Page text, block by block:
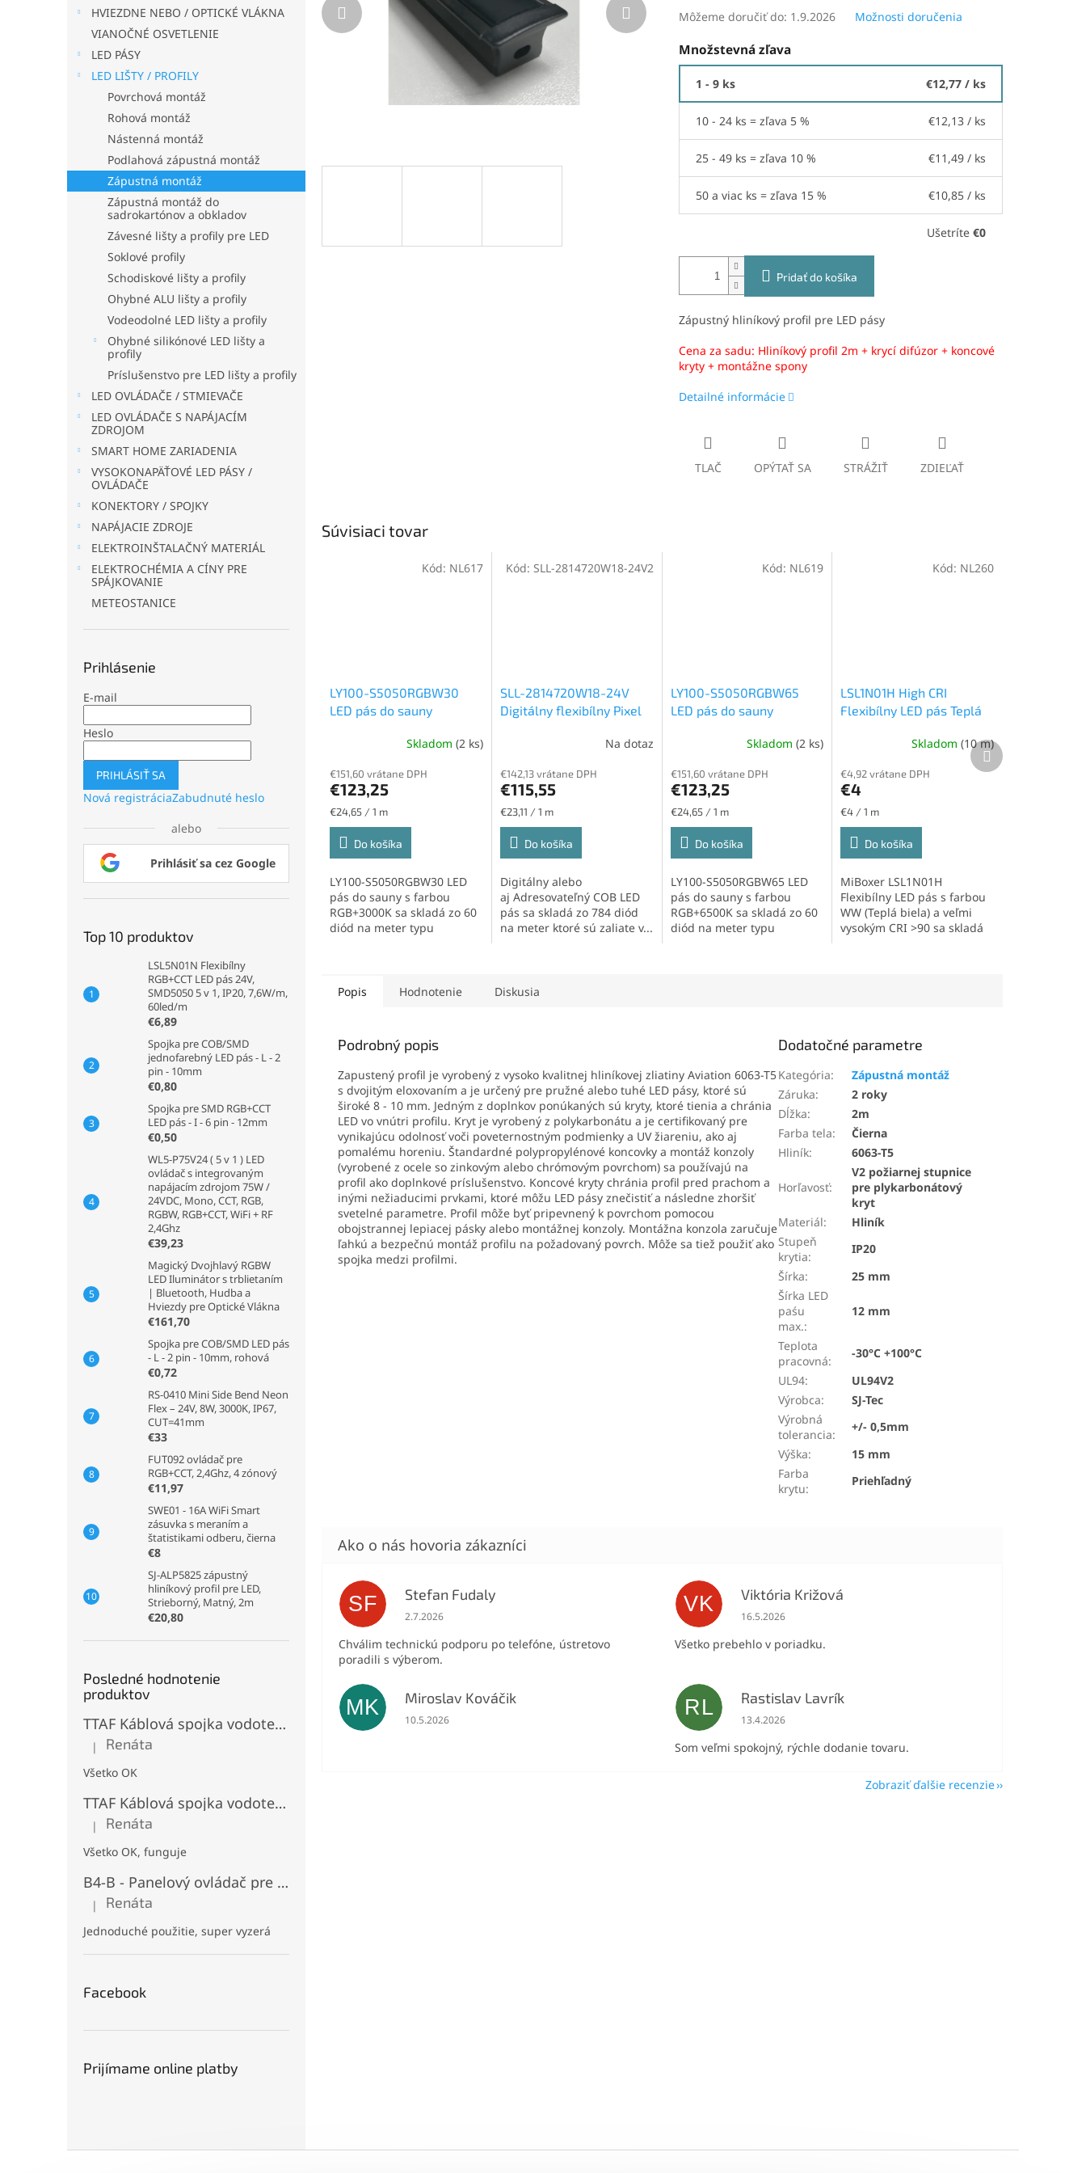
HVIEZDNE NEBO / OPTICKÉ VLÁKNA
VIANOČNÉ OSVETLENIE
LED PÁSY
LED LIŠTY / PROFILY
Povrchová montáž
Rohová montáž
Nástenná montáž
Podlahová zápustná montáž
Zápustná montáž
Zápustná montáž do
sadrokartónov a obkladov
Závesné lišty a profily pre LED
Soklové profily
Schodiskové lišty a profily
Ohybné ALU lišty a profily
Vodeodolné LED lišty a profily
Ohybné silikónové LED lišty a
profily
Príslušenstvo pre LED lišty a profily
LED OVLÁDAČE / STMIEVAČE
LED OVLÁDAČE S NAPÁJACÍM
ZDROJOM
SMART HOME ZARIADENIA
VYSOKONAPÄŤOVÉ LED PÁSY /
OVLÁDAČE
KONEKTORY / SPOJKY
NAPÁJACIE ZDROJE
ELEKTROINŠTALAČNÝ MATERIÁL
ELEKTROCHÉMIA A CÍNY PRE
SPÁJKOVANIE
METEOSTANICE
Prihlásenie
E-mail
Heslo
PRIHLÁSIŤ SA
Nová registráciaZabudnuté heslo
alebo
Prihlásiť sa cez Google
Top 10 produktov
LSL5N01N Flexibílny
RGB+CCT LED pás 24V,
SMD5050 5 v 1, IP20, 7,6W/m,
60led/m
€6,89
Spojka pre COB/SMD
jednofarebný LED pás - L - 2
pin - 10mm
€0,80
Spojka pre SMD RGB+CCT
LED pás - I - 6 pin - 12mm
€0,50
WL5-P75V24 ( 5 v 1 ) LED
ovládač s integrovaným
napájacím zdrojom 75W /
24VDC, Mono, CCT, RGB,
RGBW, RGB+CCT, WiFi + RF
2,4Ghz
€39,23
Magický Dvojhlavý RGBW
LED Iluminátor s trblietaním
| Bluetooth, Hudba a
Hviezdy pre Optické Vlákna
€161,70
Spojka pre COB/SMD LED pás
- L - 2 pin - 10mm, rohová
€0,72
RS-0410 Mini Side Bend Neon
Flex – 24V, 8W, 3000K, IP67,
CUT=41mm
€33
FUT092 ovládač pre
RGB+CCT, 2,4Ghz, 4 zónový
€11,97
SWE01 - 16A WiFi Smart
zásuvka s meraním a
štatistikami odberu, čierna
€8
SJ-ALP5825 zápustný
hliníkový profil pre LED,
Strieborný, Matný, 2m
€20,80
Posledné hodnotenie
produktov
TTAF Káblová spojka vodotesná IP68, Typu "T" , 3 pinová, 20A, 2,5mm², M20
Hodnotenie produktu je 5 z 5 hviezdičiek.
| Renáta
Všetko OK
TTAF Káblová spojka vodotesná IP68, "I" Priama, 3 pinová, 20A, 2,5mm², M20
Hodnotenie produktu je 5 z 5 hviezdičiek.
| Renáta
Všetko OK, funguje
B4-B - Panelový ovládač pre RGB+CCT LED, Čierny, Batériový 2xAAA (3V), Magnetický, RF 2,4GHz, 4 zóny
Hodnotenie produktu je 5 z 5 hviezdičiek.
| Renáta
Jednoduché použitie, super vyzerá
Facebook
Prijímame online platby
Môžeme doručiť do: 1.9.2026 Možnosti doručenia
Množstevná zľava
1 - 9 ks €12,77 / ks
10 - 24 ks = zľava 5 % €12,13 / ks
25 - 49 ks = zľava 10 % €11,49 / ks
50 a viac ks = zľava 15 % €10,85 / ks
Ušetríte €0
Pridať do košíka
Zápustný hliníkový profil pre LED pásy
Cena za sadu: Hliníkový profil 2m + krycí difúzor + koncové
kryty + montážne spony
Detailné informácie
TLAČ OPÝTAŤ SA STRÁŽIŤ ZDIEĽAŤ
Súvisiaci tovar
LY100-S5050RGBW30
LED pás do sauny
SMD5050 , IP65, 10W/m,
Skladom (2 ks)
€151,60 vrátane DPH
€123,25
Jednotková
cena:
€24,65 / 1 m
Do košíka
LY100-S5050RGBW30 LED
pás do sauny s farbou
RGB+3000K sa skladá zo 60
diód na meter typu
Kód: NL617
SLL-2814720W18-24V
Digitálny flexibílny Pixel
24V, IP20, 18W/m,Na dotaz
€142,13 vrátane DPH
€115,55
Jednotková
cena:
€23,11 / 1 m
Do košíka
Digitálny alebo
aj Adresovateľný COB LED
pás sa skladá zo 784 diód
na meter ktoré sú zaliate v...
Kód: SLL-2814720W18-24V2
LY100-S5050RGBW65
LED pás do sauny
SMD5050 , IP65, 10W/m,
Skladom(2 ks)
€151,60 vrátane DPH
€123,25
Jednotková
cena:
€24,65 / 1 m
Do košíka
LY100-S5050RGBW65 LED
pás do sauny s farbou
RGB+6500K sa skladá zo 60
diód na meter typu
Kód: NL619
LSL1N01H High CRI
Flexibílny LED pás Teplá
SMD2835 , IP20, 12W/m,
Skladom (10 m)
€4,92 vrátane DPH
€4
Jednotková
cena:
€4 / 1 m
Do košíka
MiBoxer LSL1N01H
Flexibílny LED pás s farbou
WW (Teplá biela) a veľmi
vysokým CRI >90 sa skladá
Kód: NL260
Ďalší
produkt
Popis Hodnotenie Diskusia
Podrobný popis
Zapustený profil je vyrobený z vysoko kvalitnej hliníkovej zliatiny Aviation 6063-T5
s dvojitým eloxovaním a je určený pre pružné alebo tuhé LED pásy, ktoré sú
široké 8 - 10 mm. Jedným z doplnkov ponúkaných sú kryty, ktoré tienia a chránia
LED vo vnútri profilu. Kryt je vyrobený z polykarbonátu a je certifikovaný pre
vynikajúcu odolnosť voči poveternostným podmienky a UV žiareniu, ako aj
pomalému horeniu. Štandardné polypropylénové koncovky a montáž konzoly
(vyrobené z ocele so zinkovým alebo chrómovým povrchom) sa používajú na
profil ako doplnkové príslušenstvo. Koncové kryty chránia profil pred prachom a
inými nežiaducimi prvkami, ktoré môžu LED pásy znečistiť a následne zhoršiť
svetelné parametre. Profil môže byť pripevnený k povrchom pomocou
obojstrannej lepiacej pásky alebo montážnej konzoly. Montážna konzola zaručuje
ľahkú a bezpečnú montáž profilu na požadovaný povrch. Môže sa tiež použiť ako
spojka medzi profilmi.
Dodatočné parametre
Kategória:
Zápustná montáž
Záruka:
2 roky
Dĺžka:
2m
Farba tela:
Čierna
Hliník: 6063-T5
Horľavosť:
V2 požiarnej stupnice
pre plykarbonátový
kryt
Materiál:
Hliník
Stupeň
krytia:
IP20
Šírka:
25 mm
Šírka LED
paśu
max.:
12 mm
Teplota
pracovná:
-30°C +100°C
UL94:
UL94V2
Výrobca:
SJ-Tec
Výrobná
tolerancia:
+/- 0,5mm
Výška:
15 mm
Farba
krytu:
Priehľadný
SF Stefan Fudaly
Hodnotenie obchodu je 5 z 5 hviezdičiek.
2.7.2026
Chválim technickú podporu po telefóne, ústretovo
poradili s výberom.
VK Viktória Križová
Hodnotenie obchodu je 5 z 5 hviezdičiek.
16.5.2026
Všetko prebehlo v poriadku.
MK Miroslav Kováčik
Hodnotenie obchodu je 5 z 5 hviezdičiek.
10.5.2026
RL Rastislav Lavrík
Hodnotenie obchodu je 5 z 5 hviezdičiek.
13.4.2026
Som veľmi spokojný, rýchle dodanie tovaru.
Zobraziť ďalšie recenzie